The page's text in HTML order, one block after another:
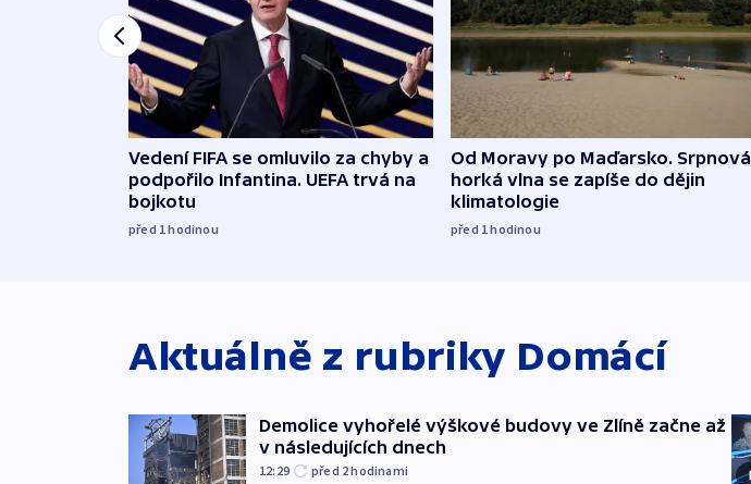
Vedení FIFA se omluvilo za chyby a
podpořilo Infantina. UEFA trvá na
bojkotu
před 1hodinou
Od Moravy po Maďarsko. Srpnová
horká vlna se zapíše do dějin
klimatologie
před 1hodinou
Aktuálně z rubriky Domácí
Demolice vyhořelé výškové budovy ve Zlíně začne až
v následujících dnech
12:29 před 2hodinami